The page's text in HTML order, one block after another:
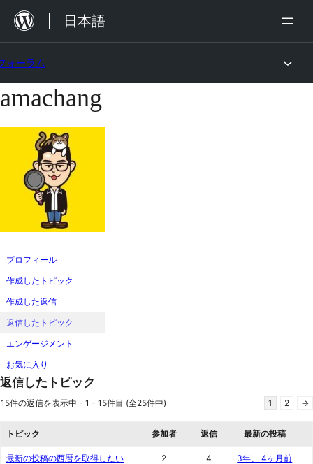
キ
日本語
ォーラム
コ
ッ
プ
amachang
プロフィール
作成したトピック
作成した返信
返信したトピック
エンゲージメント
お気に入り
返信したトピック
15件の返信を表示中 - 1 - 15件目 (全25件中) 1 2 →
トピック 参加者 返信 最新の投稿
最新の投稿の西暦を取得したい 2 4 3年、 4ヶ月前